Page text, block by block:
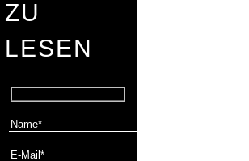
ZU
LESEN